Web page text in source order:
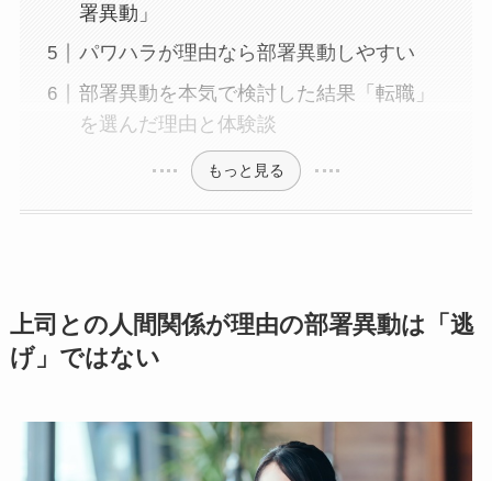
署異動」
パワハラが理由なら部署異動しやすい
部署異動を本気で検討した結果「転職」
を選んだ理由と体験談
もっと見る
上司との人間関係が理由の部署異動は「逃
げ」ではない